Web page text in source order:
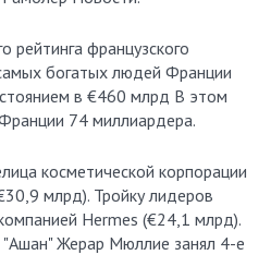
рейтинга французского
богатых людей Франции
в €460 млрд В этом
74 миллиардера.
косметической корпорации
млрд). Тройку лидеров
Hermes (€24,1 млрд).
"Ашан" Жерар Мюллие занял 4-е